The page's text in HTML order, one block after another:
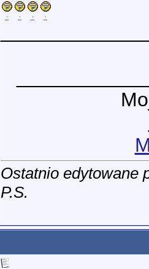
Ostatnio edytowane
P.S.